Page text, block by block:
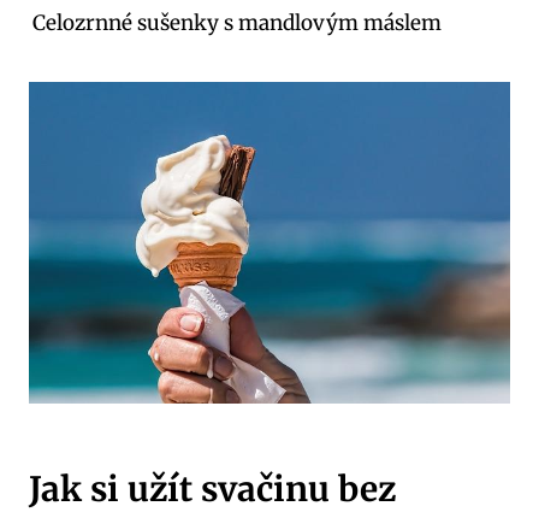
Celozrnné sušenky s mandlovým máslem
Jak si užít svačinu bez